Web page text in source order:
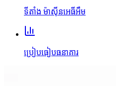
ទីតាំង ម៉ាស៊ីនអេធីអឹម
ប្រៀបធៀបធនាគារ